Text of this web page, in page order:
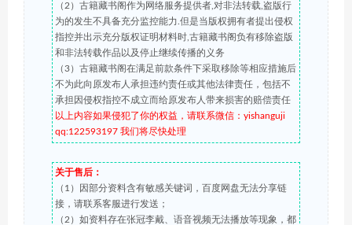
（2）古籍藏书阁作为网络服务提供者,对非法转载,盗版行
为的发生不具备充分监控能力.但是当版权拥有者提出侵权
指控并出示充分版权证明材料时,古籍藏书阁负有移除盗版
和非法转载作品以及停止继续传播的义务
（3）古籍藏书阁在满足前款条件下采取移除等相应措施后
不为此向原发布人承担违约责任或其他法律责任，包括不
承担因侵权指控不成立而给原发布人带来损害的赔偿责任
以上内容如果侵犯了你的权益，请联系微信：yishanguji
qq:122593197 我们将尽快处理
关于售后：
（1）因部分资料含有敏感关键词，百度网盘无法分享链
接，请联系客服进行发送；
（2）如资料存在张冠李戴、语音视频无法播放等现象，都